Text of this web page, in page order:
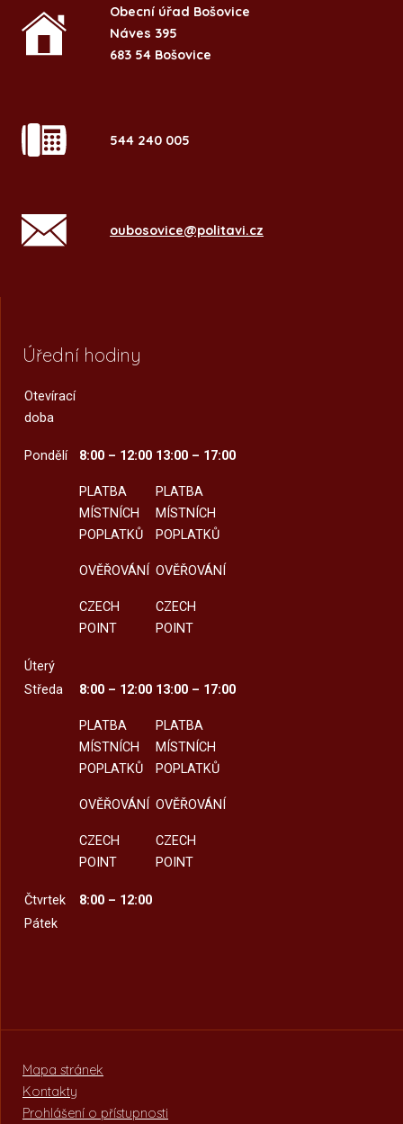
Obecní úřad Bošovice
Náves 395
683 54 Bošovice
544 240 005
oubosovice@politavi.cz
Úřední hodiny
Otevírací
doba
Pondělí 8:00 – 12:00
PLATBA
MÍSTNÍCH
POPLATKŮ
OVĚŘOVÁNÍ
CZECH
POINT
13:00 – 17:00
PLATBA
MÍSTNÍCH
POPLATKŮ
OVĚŘOVÁNÍ
CZECH
POINT
Úterý
Středa
8:00 – 12:00
PLATBA
MÍSTNÍCH
POPLATKŮ
OVĚŘOVÁNÍ
CZECH
POINT
13:00 – 17:00
PLATBA
MÍSTNÍCH
POPLATKŮ
OVĚŘOVÁNÍ
CZECH
POINT
Čtvrtek
8:00 – 12:00
Pátek
Mapa stránek
Kontakty
Prohlášení o přístupnosti